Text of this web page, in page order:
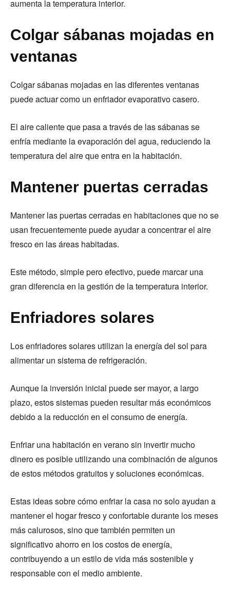
aumenta la temperatura interior.
Colgar sábanas mojadas en
ventanas
Colgar sábanas mojadas en las diferentes ventanas
puede actuar como un enfriador evaporativo casero.
El aire caliente que pasa a través de las sábanas se
enfría mediante la evaporación del agua, reduciendo la
temperatura del aire que entra en la habitación.
Mantener puertas cerradas
Mantener las puertas cerradas en habitaciones que no se
usan frecuentemente puede ayudar a concentrar el aire
fresco en las áreas habitadas.
Este método, simple pero efectivo, puede marcar una
gran diferencia en la gestión de la temperatura interior.
Enfriadores solares
Los enfriadores solares utilizan la energía del sol para
alimentar un sistema de refrigeración.
Aunque la inversión inicial puede ser mayor, a largo
plazo, estos sistemas pueden resultar más económicos
debido a la reducción en el consumo de energía.
Enfriar una habitación en verano sin invertir mucho
dinero es posible utilizando una combinación de algunos
de estos métodos gratuitos y soluciones económicas.
Estas ideas sobre cómo enfriar la casa no solo ayudan a
mantener el hogar fresco y confortable durante los meses
más calurosos, sino que también permiten un
significativo ahorro en los costos de energía,
contribuyendo a un estilo de vida más sostenible y
responsable con el medio ambiente.